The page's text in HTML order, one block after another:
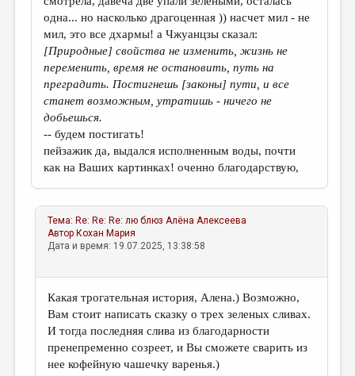
одна... но насколько драгоценная )) насчет мил - не
мил, это все дхармы! а Чжуанцзы сказал:
[Природные] свойства не изменить, жизнь не
переменить, время неостановить, путь на
преградить. Постигнешь [законы] пути, и все
станетвозможным, утратишь - ничего не
добьешься.
-- будем постигать!
пейзажик да, выдался исполненным воды, почти
как на Ваших картинках! оченно благодарствую,
Тема: Re: Re: Re: лю блюз Алёна Алексеева
Автор Кохан Мария
Дата и время: 19.07.2025, 13:38:58
Какая трогательная история, Алена.) Возможно,
Вам стоит написать сказку о трех зеленых сливах.
И тогда последняя слива из благодарности
пренепременно созреет, и Вы сможете сварить из
нее кофейную чашечку варенья.)